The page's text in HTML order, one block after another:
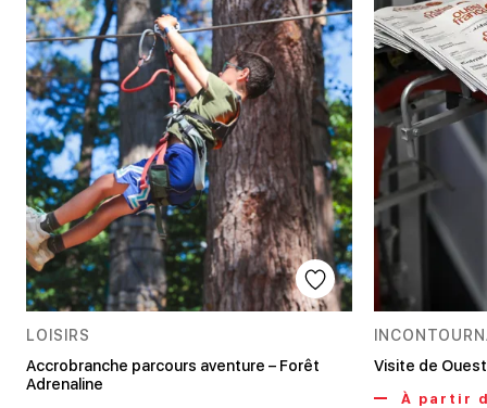
LOISIRS
Accrobranche parcours aventure – Forêt
Adrenaline
Visite de
À partir